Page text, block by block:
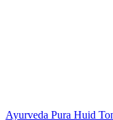
Ayurveda Pura Huid